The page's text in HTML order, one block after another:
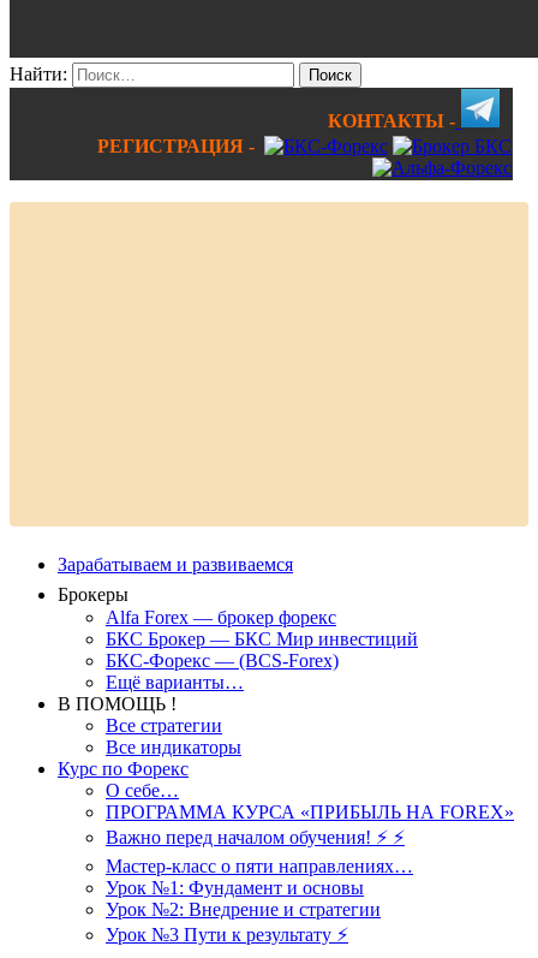
Найти:
КОНТАКТЫ -
РЕГИСТРАЦИЯ -
Зарабатываем и развиваемся
Брокеры
Alfa Forex — брокер форекс
БКС Брокер — БКС Мир инвестиций
БКС-Форекс — (BCS-Forex)
Ещё варианты…
В ПОМОЩЬ !
Все стратегии
Все индикаторы
Курс по Форекс
О себе…
ПРОГРАММА КУРСА «ПРИБЫЛЬ НА FOREX»
Важно перед началом обучения! ⚡ ⚡
Мастер-класс о пяти направлениях…
Урок №1: Фундамент и основы
Урок №2: Внедрение и стратегии
Урок №3 Пути к результату ⚡️